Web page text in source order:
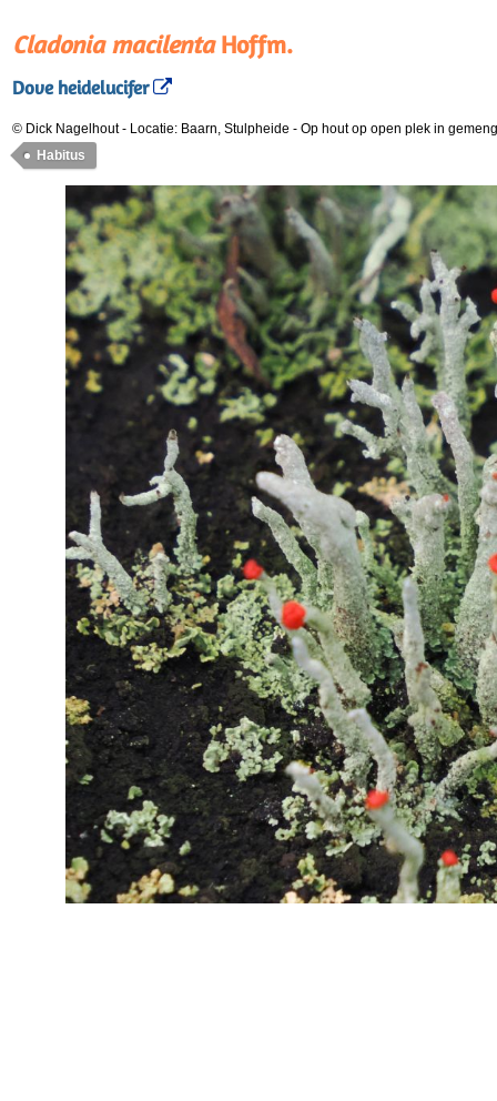
Cladonia macilentaHoffm.
Dove heidelucifer
© Dick Nagelhout- Locatie: Baarn, Stulpheide - Op hout op open plek in
Habitus